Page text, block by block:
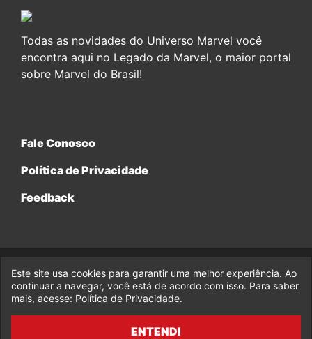
Todas as novidades do Universo Marvel você
encontra aqui no Legado da Marvel, o maior portal
sobre Marvel do Brasil!
Fale Conosco
Política de Privacidade
Feedback
© 2017-2026 Legado da Marvel, uma empresa da Legado
Enterprises.
fabiolobo
Este site usa cookies para garantir uma melhor experiência. Ao
continuar a navegar, você está de acordo com isso. Para saber
mais, acesse: Política de Privacidade.
ENTENDI